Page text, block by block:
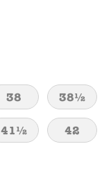
38 38½
41½ 42